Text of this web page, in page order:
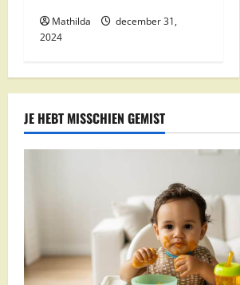
Mathilda
december 31,
2024
JE HEBT MISSCHIEN GEMIST